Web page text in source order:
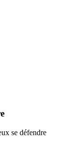
se défendre